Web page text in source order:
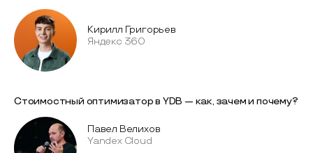
Кирилл Григорьев
Яндекс 360
Стоимостный оптимизатор в YDB — как, зачем и почему?
Павел Велихов
Yandex Cloud